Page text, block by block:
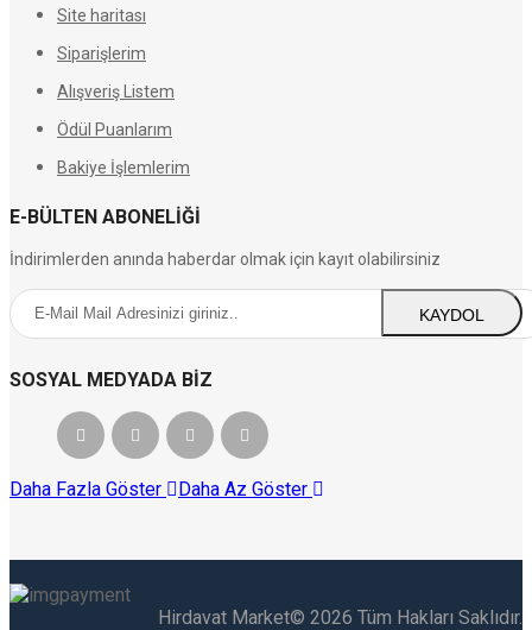
Site haritası
Siparişlerim
Alışveriş Listem
Ödül Puanlarım
Bakiye İşlemlerim
E-BÜLTEN ABONELIĞI
İndirimlerden anında haberdar olmak için kayıt olabilirsiniz
KAYDOL
SOSYAL MEDYADA BIZ
Daha Fazla Göster Daha Az Göster
Hirdavat Market© 2026 Tüm Hakları Saklıdır.